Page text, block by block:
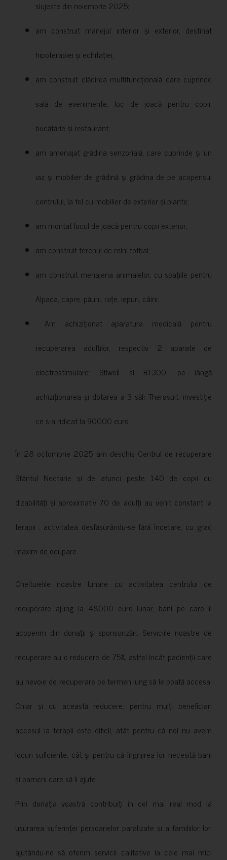
slujește din noiembrie 2025;
am construit manejul interior și exterior, destinat
hipoterapiei și echitației;
am construit clădirea multifuncțională care cuprinde
sală de evenimente, loc de joacă pentru copii,
bucătărie și restaurant;
am amenajat grădina senzorială, care cuprinde și un
iaz și mobilier de grădină și grădina de pe acoperisul
centrului, la fel cu mobilier de exterior și plante;
am montat locul de joacă pentru copii exterior;
am construit terenul de mini-fotbal;
am construit menajeria animalelor, cu spațiile pentru
Alpaca, capre, păuni, rațe, iepuri, câini;
Am achiziționat aparatura medicală pentru
recuperarea adulților, respectiv 2 aparate de
electrostimulare: Stiwell și RT300, pe lângă
achiziționarea și dotarea a 3 săli Therasuit, investiție
ce s-a ridicat la 90000 euro.
În 28 octombrie 2025 am deschis Centrul de recuperare
Sfântul Nectarie și de atunci peste 140 de copii cu
dizabilități și aproximativ 70 de adulți au venit constant la
terapii , activitatea desfășurându-se fără încetare, cu grad
maxim de ocupare.
Cheltuielile noastre lunare cu activitatea centrului de
recuperare ajung la 48000 euro lunar, bani pe care îi
acoperim din donații și sponsorizări. Serviciile noastre de
recuperare au o reducere de 75%, astfel încât pacienții care
au nevoie de recuperare pe termen lung să le poată accesa.
Chiar și cu această reducere, pentru mulți beneficiari
accesul la terapii este dificil, atât pentru că noi nu avem
locuri suficiente, cât și pentru că îngrijirea lor necesită bani
și oameni care să îi ajute.
Prin donația voastră contribuiți în cel mai real mod la
ușurarea suferinței persoanelor paralizate și a familiilor lor,
ajutându-ne să oferim servicii calitative la cele mai mici